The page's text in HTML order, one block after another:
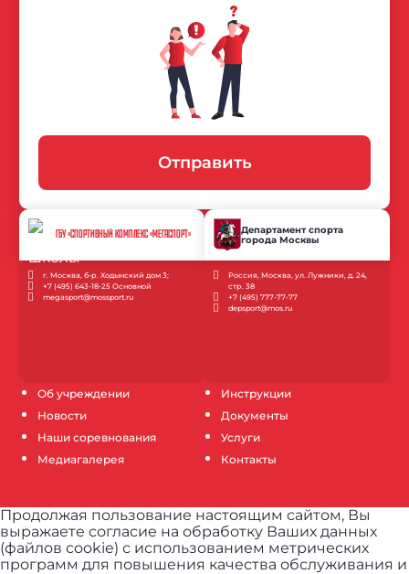
Об учреждении
Новости
Наши соревнования
Медиагалерея
Инструкции
Документы
Услуги
Контакты
Отправить
ГБУ «СПОРТИВНЫЙ КОМПЛЕКС «МЕГАСПОРТ»
г. Москва, б-р. Ходынский дом 3;
+7 (495) 643-18-25 Основной
megasport@mossport.ru
Департамент спорта
города Москвы
Россия, Москва, ул. Лужники, д. 24,
стр. 38
+7 (495) 777-77-77
depsport@mos.ru
Продолжая пользование настоящим сайтом, Вы
выражаете согласие на обработку Ваших данных
(файлов cookie) с использованием метрических
программ для повышения качества обслуживания и